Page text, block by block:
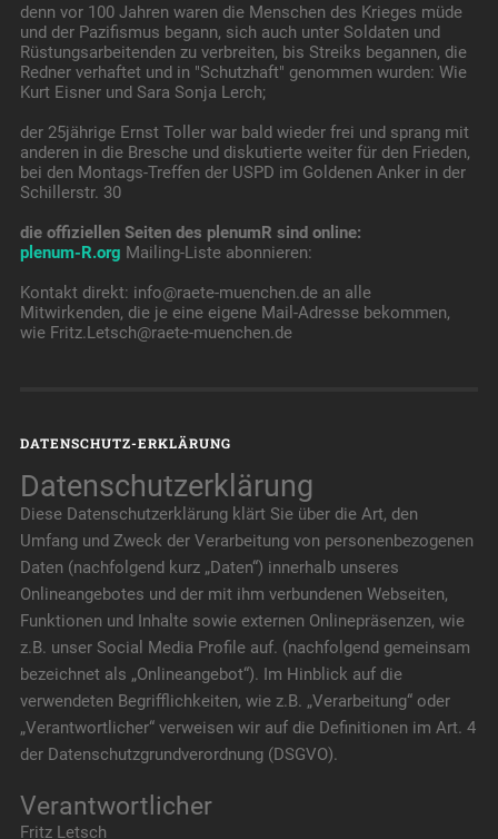
denn vor 100 Jahren waren die Menschen des Krieges müde
und der Pazifismus begann, sich auch unter Soldaten und
Rüstungsarbeitenden zu verbreiten, bis Streiks begannen, die
Redner verhaftet und in "Schutzhaft" genommen wurden: Wie
Kurt Eisner und Sara Sonja Lerch;
der 25jährige Ernst Toller war bald wieder frei und sprang mit
anderen in die Bresche und diskutierte weiter für den Frieden,
bei den Montags-Treffen der USPD im Goldenen Anker in der
Schillerstr. 30
die offiziellen Seiten des plenumR sind online:
plenum-R.org Mailing-Liste abonnieren:
Kontakt direkt: info@raete-muenchen.de an alle
Mitwirkenden, die je eine eigene Mail-Adresse bekommen,
wie Fritz.Letsch@raete-muenchen.de
DATENSCHUTZ-ERKLÄRUNG
Datenschutzerklärung
Diese Datenschutzerklärung klärt Sie über die Art, den
Umfang und Zweck der Verarbeitung von personenbezogenen
Daten (nachfolgend kurz „Daten“) innerhalb unseres
Onlineangebotes und der mit ihm verbundenen Webseiten,
Funktionen und Inhalte sowie externen Onlinepräsenzen, wie
z.B. unser Social Media Profile auf. (nachfolgend gemeinsam
bezeichnet als „Onlineangebot“). Im Hinblick auf die
verwendeten Begrifflichkeiten, wie z.B. „Verarbeitung“ oder
„Verantwortlicher“ verweisen wir auf die Definitionen im Art. 4
der Datenschutzgrundverordnung (DSGVO).
Verantwortlicher
Fritz Letsch